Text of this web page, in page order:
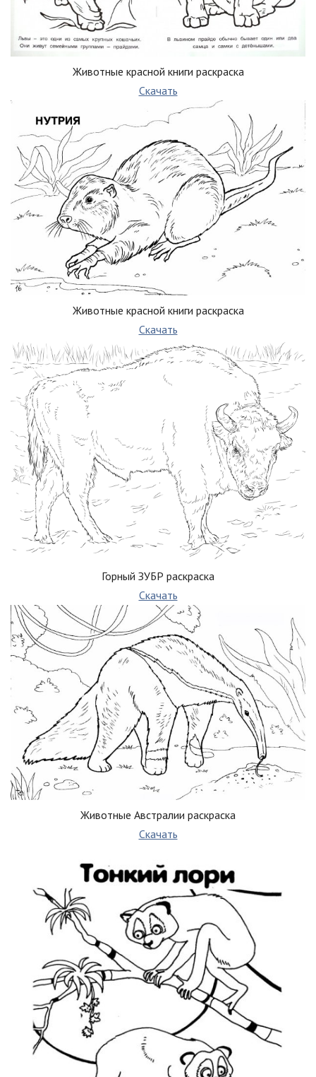
Животные красной книги раскраска
Скачать
Животные красной книги раскраска
Скачать
Горный ЗУБР раскраска
Скачать
Животные Австралии раскраска
Скачать